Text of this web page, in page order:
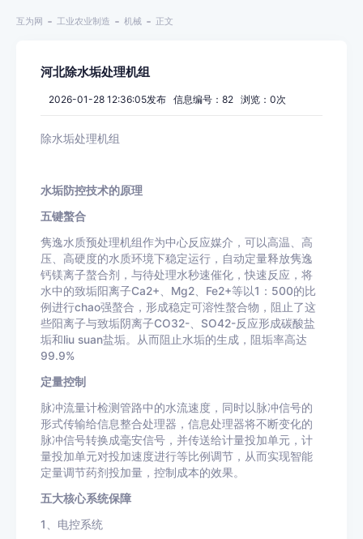
互为网 工业农业制造 机械 正文
河北除水垢处理机组
2026-01-28 12:36:05发布 信息编号：82 浏览： 0次
除水垢处理机组
水垢防控技术的原理
五键螯合
隽逸水质预处理机组作为中心反应媒介，可以高温、高
压、高硬度的水质环境下稳定运行，自动定量释放隽逸
钙镁离子螯合剂，与待处理水秒速催化，快速反应，将
水中的致垢阳离子Ca2+、Mg2、Fe2+等以1：500的比
例进行chao强螯合，形成稳定可溶性螯合物，阻止了这
些阳离子与致垢阴离子CO32-、SO42-反应形成碳酸盐
垢和liu suan盐垢。从而阻止水垢的生成，阻垢率高达
99.9%
定量控制
脉冲流量计检测管路中的水流速度，同时以脉冲信号的
形式传输给信息整合处理器，信息处理器将不断变化的
脉冲信号转换成毫安信号，并传送给计量投加单元，计
量投加单元对投加速度进行等比例调节，从而实现智能
定量调节药剂投加量，控制成本的效果。
五大核心系统保障
1、电控系统